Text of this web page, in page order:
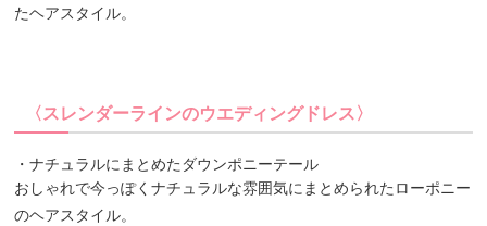
たヘアスタイル。
〈スレンダーラインのウエディングドレス〉
・ナチュラルにまとめたダウンポニーテール
おしゃれで今っぽくナチュラルな雰囲気にまとめられたローポニー
のヘアスタイル。